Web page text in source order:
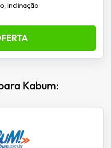
Inclinação
Kabum: